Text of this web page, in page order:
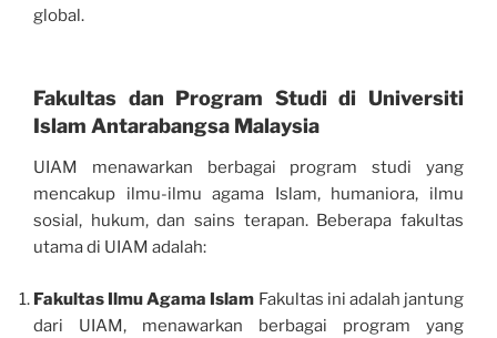
global.
Fakultas dan Program Studi di Universiti
Islam Antarabangsa Malaysia
UIAM menawarkan berbagai program studi yang
mencakup ilmu-ilmu agama Islam, humaniora, ilmu
sosial, hukum, dan sains terapan. Beberapa fakultas
utama di UIAM adalah:
Fakultas Ilmu Agama Islam Fakultas ini adalah jantung
dari UIAM, menawarkan berbagai program yang